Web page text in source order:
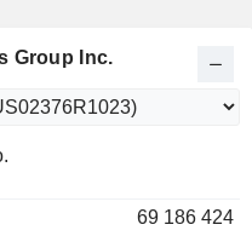
Group Inc.
69 186 424